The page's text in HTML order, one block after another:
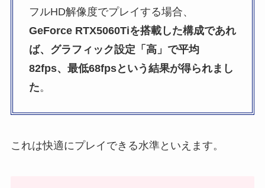
フルHD解像度でプレイする場合、
GeForce RTX5060Tiを搭載した構成であれ
ば、グラフィック設定「高」で平均
82fps、最低68fpsという結果が得られまし
た。
これは快適にプレイできる水準といえます。